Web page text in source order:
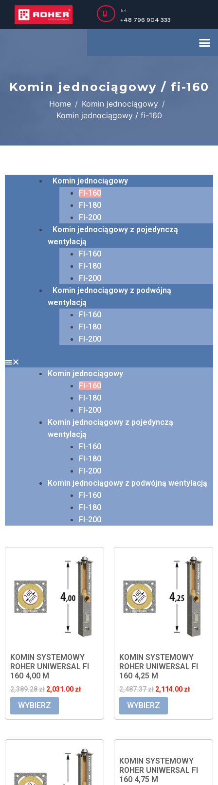
+48 796 904 333
Tel.
Komin jednociągowy / fi-160
Home
Komin jednociągowy
Komin jednociągowy / fi-160
Komin jednociągowy
FI-160
FI-180
FI-200
Komin jednociągowy z pojedynczą
wentylacją
FI-160
FI-180
FI-200
Komin jednociągowy z podwójną
wentylacją
FI-160
FI-180
FI-200
Komin jednociągowy
FI-160
FI-180
FI-200
Komin jednociągowy z pojedynczą
wentylacją
FI-160
FI-180
FI-200
Komin jednociągowy z podwójną wentylacją
FI-160
FI-180
FI-200
KOMIN SYSTEMOWY
ROHER UNIWERSAL FI
160 4,00 M
2,389.28zł 2,031.00 zł
WYBIERZ
KOMIN SYSTEMOWY
ROHER UNIWERSAL FI
160 4,25 M
2,487.37zł 2,114.00 zł
WYBIERZ
KOMIN SYSTEMOWY
ROHER UNIWERSAL FI
160 4,75 M